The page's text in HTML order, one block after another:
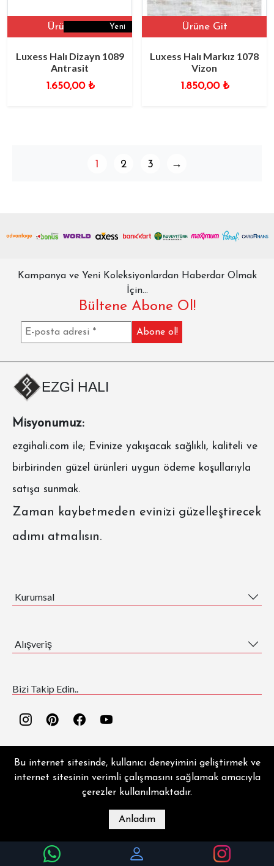
Yeni
Ürüne Git
Luxess Halı Dizayn 1089
Antrasit
1.650,00 ₺
Ürüne Git
Luxess Halı Markız 1078
Vizon
1.850,00 ₺
1 2 3 →
Kampanya ve Yeni Koleksiyonlardan Haberdar Olmak
İçin...
Bültene Abone Ol!
EZGİ HALI
Misyonumuz:
ezgihali.com ile; Evinize yakışacak sağlıklı, kaliteli ve
birbirinden güzel ürünleri uygun ödeme koşullarıyla
satışa sunmak.
Zaman kaybetmeden evinizi güzelleştirecek
adımı atmalısın.
Kurumsal
Alışveriş
Bizi Takip Edin..
EZGİ HALI ® | Copyright © 2026 | Tüm hakları saklıdır.
MAĞAZA İLETIŞIM HESABIM
Bu internet sitesinde, kullanıcı deneyimini geliştirmek ve
internet sitesinin verimli çalışmasını sağlamak amacıyla
çerezler kullanılmaktadır.
Anladım